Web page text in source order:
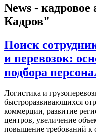
News -
Кадров"
Поиск
и перевозок:
подбора
Логистика и
быстроразвивающихся
коммерции, развитие
центров, увеличение
повышение требований к